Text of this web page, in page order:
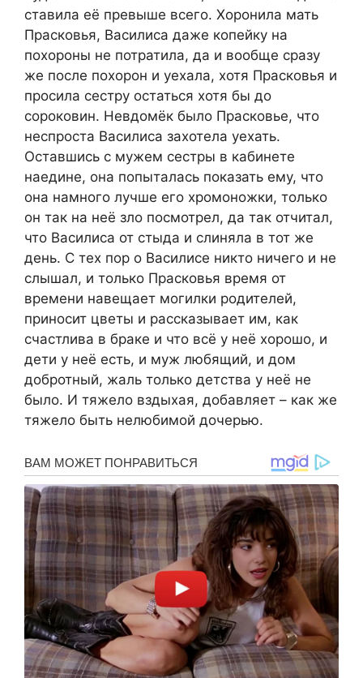
ставила её превыше всего. Хоронила мать
Прасковья, Василиса даже копейку на
похороны не потратила, да и вообще сразу
же после похорон и уехала, хотя Прасковья и
просила сестру остаться хотя бы до
сороковин. Невдомёк было Прасковье, что
неспроста Василиса захотела уехать.
Оставшись с мужем сестры в кабинете
наедине, она попыталась показать ему, что
она намного лучше его хромоножки, только
он так на неё зло посмотрел, да так отчитал,
что Василиса от стыда и слиняла в тот же
день. С тех пор о Василисе никто ничего и не
слышал, и только Прасковья время от
времени навещает могилки родителей,
приносит цветы и рассказывает им, как
счастлива в браке и что всё у неё хорошо, и
дети у неё есть, и муж любящий, и дом
добротный, жаль только детства у неё не
было. И тяжело вздыхая, добавляет – как же
тяжело быть нелюбимой дочерью.